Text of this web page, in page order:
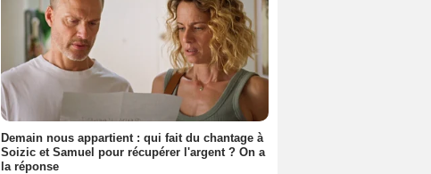
Demain nous appartient : qui fait du chantage à
Soizic et Samuel pour récupérer l'argent ? On a
la réponse